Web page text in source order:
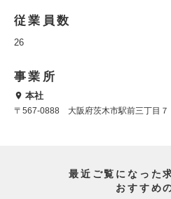
従業員数
26
事業所
本社
〒567-0888 大阪府茨木市駅前三丁目７
最近ご覧になった
おすすめ